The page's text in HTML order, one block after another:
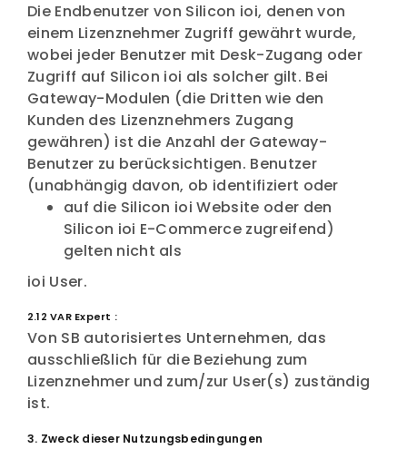
Die Endbenutzer von Silicon ioi, denen von
einem Lizenznehmer Zugriff gewährt wurde,
wobei jeder Benutzer mit Desk-Zugang oder
Zugriff auf Silicon ioi als solcher gilt. Bei
Gateway-Modulen (die Dritten wie den
Kunden des Lizenznehmers Zugang
gewähren) ist die Anzahl der Gateway-
Benutzer zu berücksichtigen. Benutzer
(unabhängig davon, ob identifiziert oder
auf die Silicon ioi Website oder den
Silicon ioi E-Commerce zugreifend)
gelten nicht als
ioi User.
2.12 VAR Expert :
Von SB autorisiertes Unternehmen, das
ausschließlich für die Beziehung zum
Lizenznehmer und zum/zur User(s) zuständig
ist.
3. Zweck dieser Nutzungsbedingungen